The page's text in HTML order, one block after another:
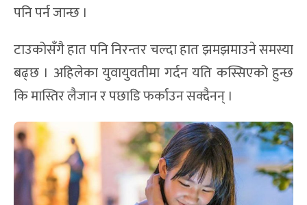
पनि पर्न जान्छ ।
टाउकोसँगै हात पनि निरन्तर चल्दा हात झमझमाउने समस्या
बढ्छ । अहिलेका युवायुवतीमा गर्दन यति कस्सिएको हुन्छ
कि मास्तिर लैजान र पछाडि फर्काउन सक्दैनन् ।